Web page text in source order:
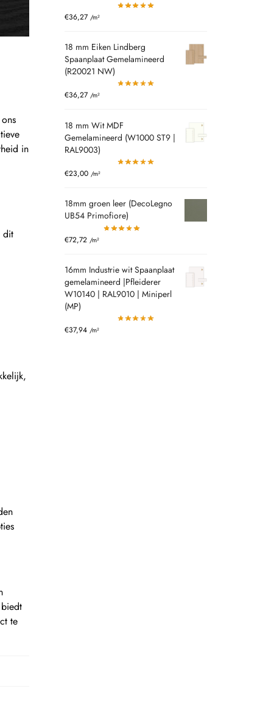
in
dit
te
€36,27 /m²
18 mm Eiken Lindberg
Spaanplaat Gemelamineerd
(R20021 NW)
€36,27 /m²
18 mm Wit MDF
Gemelamineerd (W1000 ST9 |
RAL9003)
€23,00 /m²
18mm groen leer (DecoLegno
UB54 Primofiore)
€72,72 /m²
16mm Industrie wit Spaanplaat
gemelamineerd |Pfleiderer
W10140 | RAL9010 | Miniperl
(MP)
€37,94 /m²